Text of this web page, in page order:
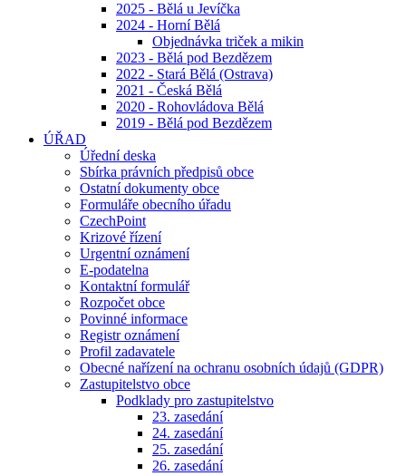
2025 - Bělá u Jevíčka
2024 - Horní Bělá
Objednávka triček a mikin
2023 - Bělá pod Bezdězem
2022 - Stará Bělá (Ostrava)
2021 - Česká Bělá
2020 - Rohovládova Bělá
2019 - Bělá pod Bezdězem
ÚŘAD
Úřední deska
Sbírka právních předpisů obce
Ostatní dokumenty obce
Formuláře obecního úřadu
CzechPoint
Krizové řízení
Urgentní oznámení
E-podatelna
Kontaktní formulář
Rozpočet obce
Povinné informace
Registr oznámení
Profil zadavatele
Obecné nařízení na ochranu osobních údajů (GDPR)
Zastupitelstvo obce
Podklady pro zastupitelstvo
23. zasedání
24. zasedání
25. zasedání
26. zasedání